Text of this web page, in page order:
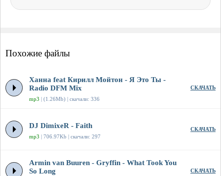
Похожие файлы
Ханна feat Кирилл Мойтон - Я Это Ты -
Radio DFM Mix
mp3 | (1.26Mb) | скачали: 336
СКАЧАТЬ
DJ DimixeR - Faith
mp3 | 706.97Kb | скачали: 297
СКАЧАТЬ
Armin van Buuren - Gryffin - What Took You
So Long
СКАЧАТЬ